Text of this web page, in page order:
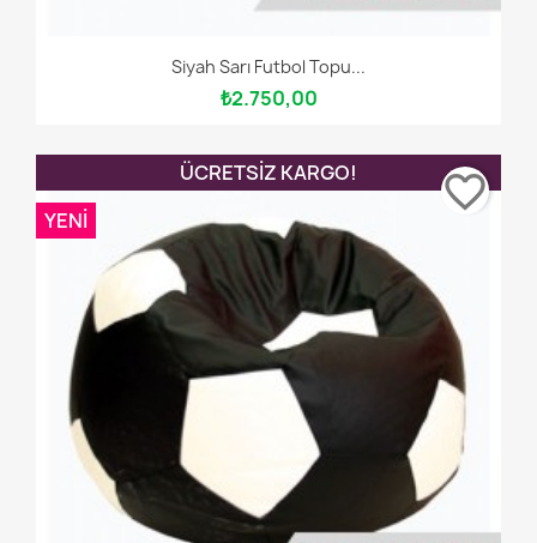
Siyah Sarı Futbol Topu...
₺2.750,00
ÜCRETSIZ KARGO!
YENI
favorite_border